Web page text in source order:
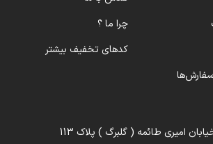
چرا ما ؟
کدهای تخفیف بیشتر
امیری طائمه ( گلبرگ ) پلاک 113